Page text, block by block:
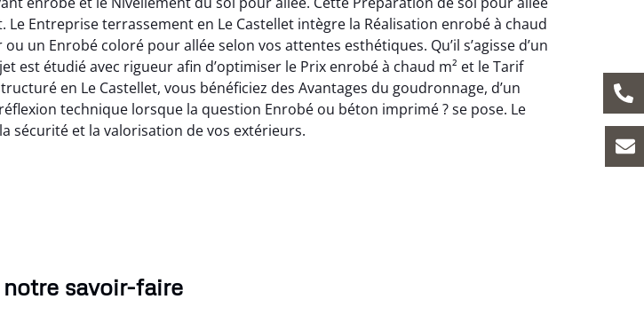
Entreprise terrassement en Le Castellet intègre la Réalisation enrobé à chaud
un Enrobé coloré pour allée selon vos attentes esthétiques. Qu’il s’agisse d’un
est étudié avec rigueur afin d’optimiser le Prix enrobé à chaud m² et le Tarif
en Le Castellet, vous bénéficiez des Avantages du goudronnage, d’un
technique lorsque la question Enrobé ou béton imprimé ? se pose. Le
sécurité et la valorisation de vos extérieurs.
savoir-faire